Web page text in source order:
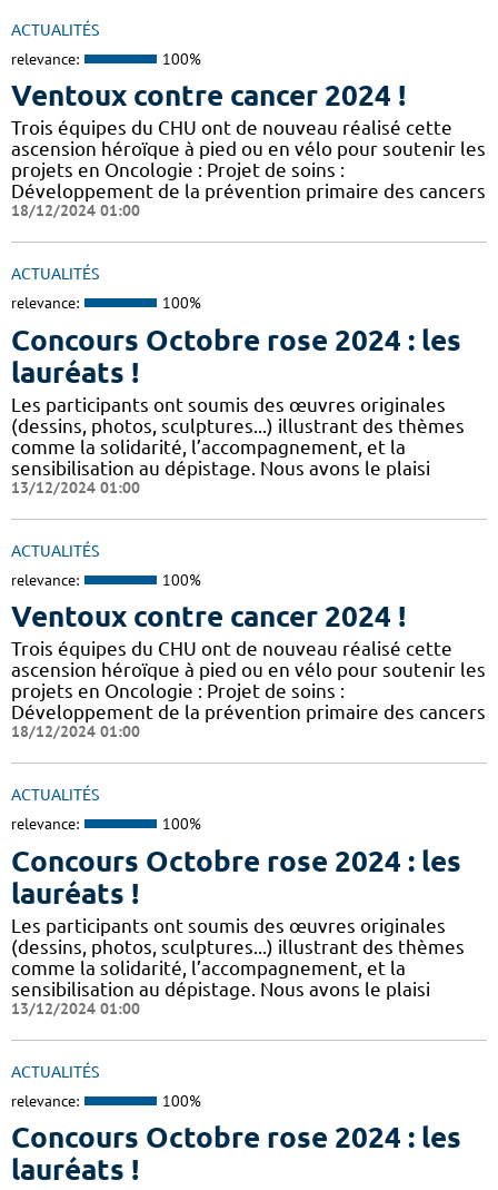
ACTUALITÉS
relevance: 100%
Ventoux contre cancer 2024 !
​​​Trois équipes du CHU ont de nouveau réalisé cette
ascension héroïque à pied ou en vélo pour soutenir les
projets en Oncologie : Projet de soins :
Développement de la prévention primaire des cancers
18/12/2024 01:00
ACTUALITÉS
relevance: 100%
Concours Octobre rose 2024 : les
lauréats !
Les participants ont soumis des œuvres originales
(dessins, photos, sculptures...) illustrant des thèmes
comme la solidarité, l’accompagnement, et la
sensibilisation au dépistage. Nous avons le plaisi
13/12/2024 01:00
ACTUALITÉS
relevance: 100%
Ventoux contre cancer 2024 !
​​​Trois équipes du CHU ont de nouveau réalisé cette
ascension héroïque à pied ou en vélo pour soutenir les
projets en Oncologie : Projet de soins :
Développement de la prévention primaire des cancers
18/12/2024 01:00
ACTUALITÉS
relevance: 100%
Concours Octobre rose 2024 : les
lauréats !
Les participants ont soumis des œuvres originales
(dessins, photos, sculptures...) illustrant des thèmes
comme la solidarité, l’accompagnement, et la
sensibilisation au dépistage. Nous avons le plaisi
13/12/2024 01:00
ACTUALITÉS
relevance: 100%
Concours Octobre rose 2024 : les
lauréats !